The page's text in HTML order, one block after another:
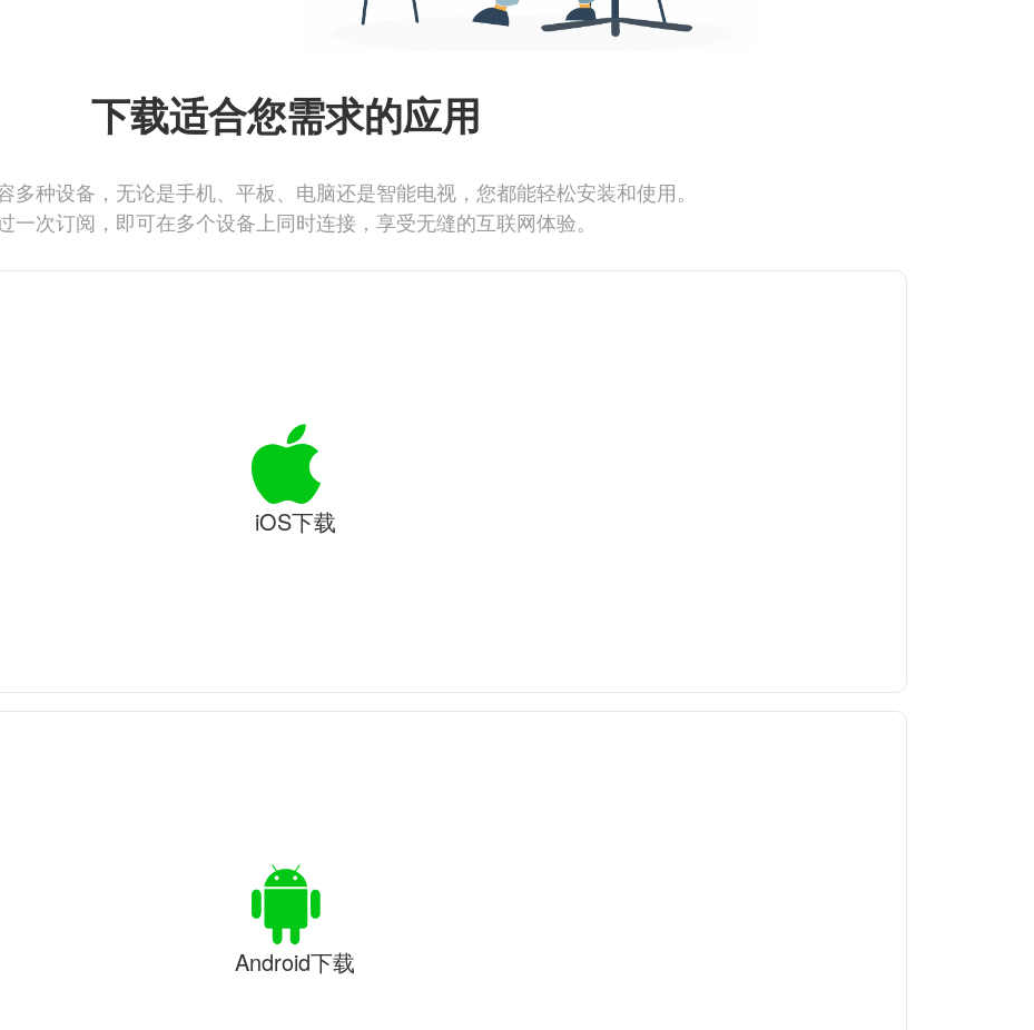
下载适合您需求的应用
多种设备，无论是手机、平板、电脑还是智能电视，您都能轻松安装和使用。
一次订阅，即可在多个设备上同时连接，享受无缝的互联网体验。
iOS下载
Android下载